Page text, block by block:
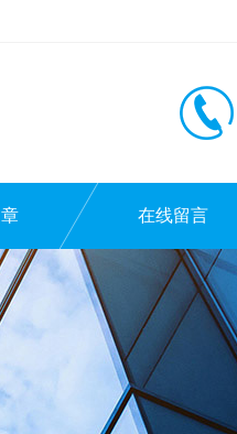
在线留言